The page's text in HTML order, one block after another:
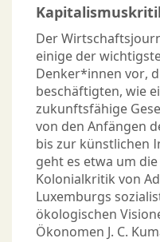
Der
einige der
Denker*innen vor,
beschäftigten, wie
zukunftsfähige
von den Anfängen
bis zur künstlichen
geht es etwa um
Kolonialkritik von
Luxemburgs
ökologischen
Ökonomen J. C.